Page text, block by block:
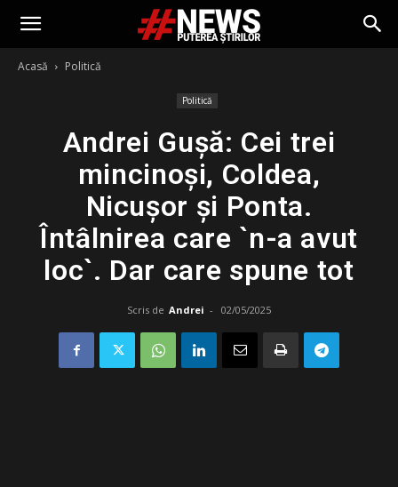
Acasă Politică
Politică
Andrei Gușă: Cei trei
mincinoși, Coldea,
Nicușor și Ponta.
Întâlnirea care `n-a avut
loc`. Dar care spune tot
Scris de Andrei - 02/05/2025